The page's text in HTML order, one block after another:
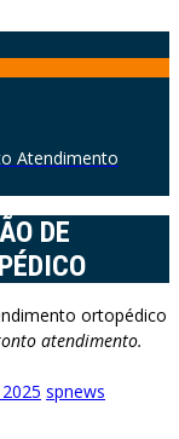
Atendimento
DE
atendimento.
spnews